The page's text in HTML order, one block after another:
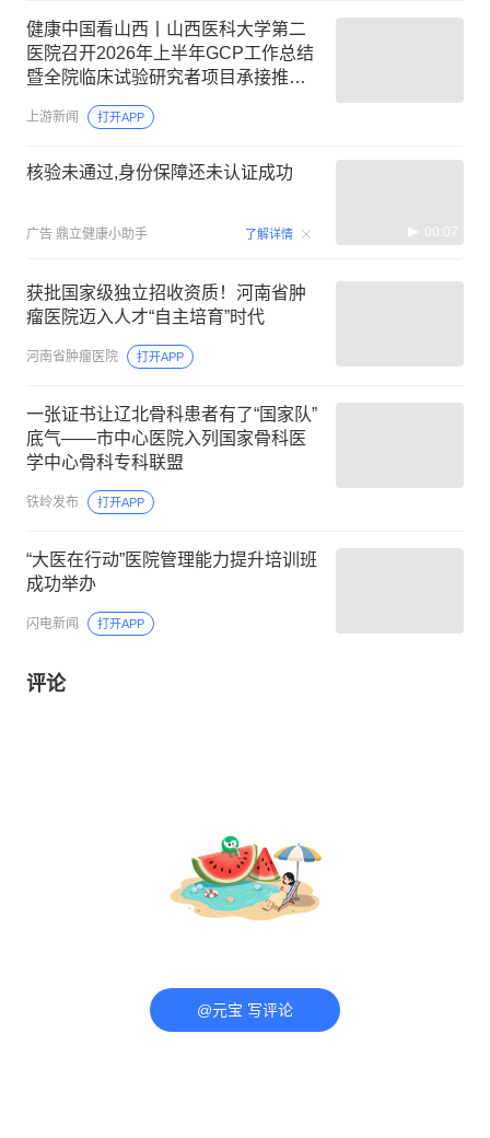
健康中国看山西丨山西医科大学第二
医院召开2026年上半年GCP工作总结
暨全院临床试验研究者项目承接推进
线上会议
上游新闻 打开APP
核验未通过,身份保障还未认证成功
广告 鼎立健康小助手 了解详情 00:07
获批国家级独立招收资质！河南省肿
瘤医院迈入人才“自主培育”时代
河南省肿瘤医院 打开APP
一张证书让辽北骨科患者有了“国家队”
底气——市中心医院入列国家骨科医
学中心骨科专科联盟
铁岭发布 打开APP
“大医在行动”医院管理能力提升培训班
成功举办
闪电新闻 打开APP
评论
@元宝 写评论